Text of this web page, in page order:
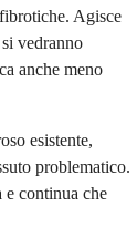
Agisce
vedranno
anche meno
esistente,
problematico.
e continua che